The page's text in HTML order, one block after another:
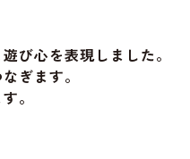
び心を表現しました。
ぎます。
。